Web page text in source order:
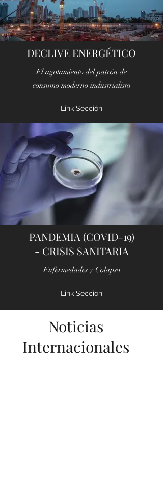
DECLIVE ENERGÉTICO
El agotamiento del patrón de
Link Sección
PANDEMIA (COVID-19)
Link Seccion
Noticias